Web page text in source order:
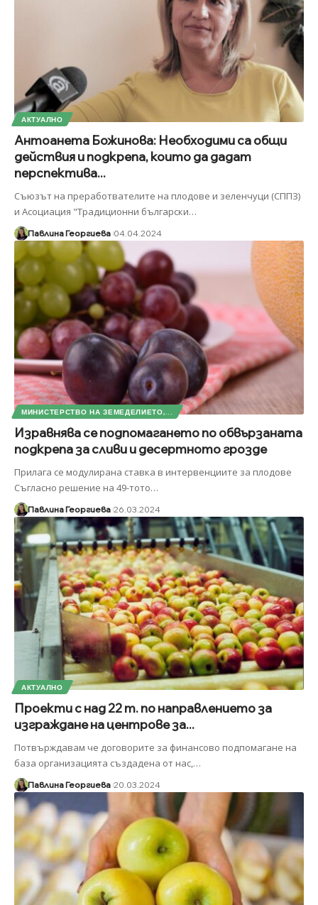
АКТУАЛНО
Антоанета Божинова: Необходими са общи
действия и подкрепа, които да дадат
перспектива...
Съюзът на преработвателите на плодове и зеленчуци (СППЗ)
и Асоциация "Традиционни български…
Павлина Георгиева 04.04.2024
МИНИСТЕРСТВО НА ЗЕМЕДЕЛИЕТО,...
Изравнява се подпомагането по обвързаната
подкрепа за сливи и десертното грозде
Прилага се модулирана ставка в интервенциите за плодове
Съгласно решение на 49-тото…
Павлина Георгиева 26.03.2024
АКТУАЛНО
Проекти с над 22 т. по направлението за
изграждане на центрове за...
Потвърждавам че договорите за финансово подпомагане на
база организацията създадена от нас,…
Павлина Георгиева 20.03.2024